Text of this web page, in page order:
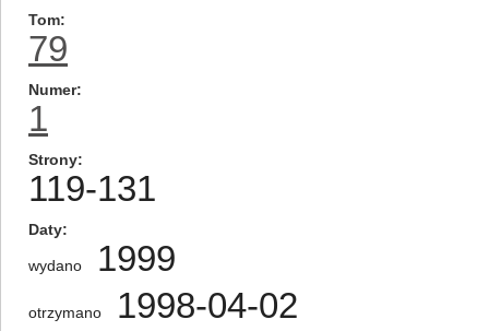
Tom
79
Numer
1
Strony
119-131
Daty
wydano 1999
otrzymano 1998-04-02